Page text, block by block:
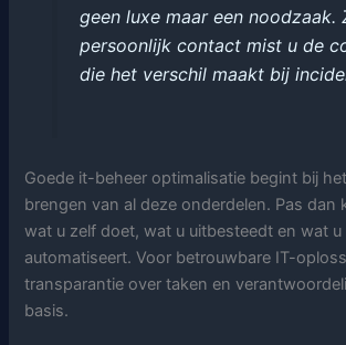
geen luxe maar een noodzaak.
persoonlijk contact mist u de
die het verschil maakt bij
Goede it-beheer optimalisatie begint bij
brengen van al deze onderdelen. Pas dan
wat u zelf doet, wat u uitbesteedt en wat u
automatiseert. Voor betrouwbare IT-
transparantie over taken en
basis.